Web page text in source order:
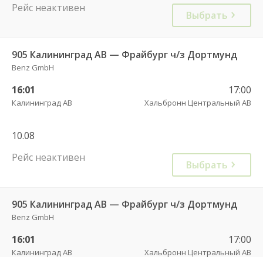
Рейс неактивен
Выбрать
905 Калининград АВ — Фрайбург ч/з Дортмунд
Benz GmbH
16:01
Калининград АВ
17:00
Хальбронн Центральный АВ
10.08
Рейс неактивен
Выбрать
905 Калининград АВ — Фрайбург ч/з Дортмунд
Benz GmbH
16:01
Калининград АВ
17:00
Хальбронн Центральный АВ